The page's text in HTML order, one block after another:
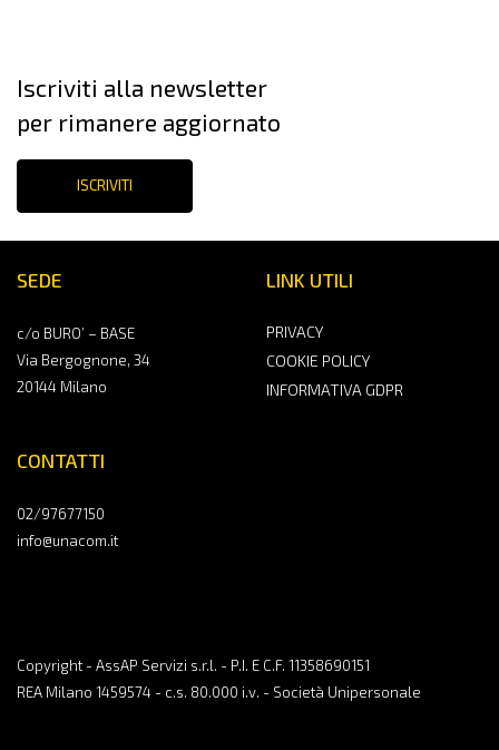
SEDE
c/o BURO’ – BASE
Via Bergognone, 34
20144 Milano
CONTATTI
02/97677150
info@unacom.it
LINK UTILI
PRIVACY
COOKIE POLICY
INFORMATIVA GDPR
Copyright - AssAP Servizi s.r.l. - P.I. E C.F. 11358690151
REA Milano 1459574 - c.s. 80.000 i.v. - Società Unipersonale
Iscriviti alla newsletter
per rimanere aggiornato
ISCRIVITI